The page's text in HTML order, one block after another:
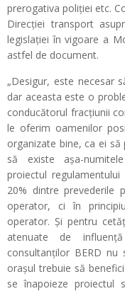
prerogativa poliției etc.
Direcției transport
legislației în vigoare a
astfel de document.
„Desigur, este necesar
dar aceasta este o
conducătorul fracțiunii
le oferim oamenilor
organizate bine, ca ei
să existe așa-
proiectul
20% dintre prevederile
operator, ci în
operator. Și pentru
atenuate de
consultanților BERD
orașul trebuie să
se înapoieze proiectul